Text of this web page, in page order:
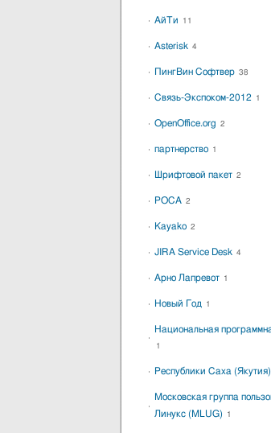
АйТи 11
Asterisk 4
ПингВин Софтвер 38
Связь-Экспоком-2012 1
OpenOffice.org 2
партнерство 1
Шрифтовой пакет 2
РОСА 2
Kayako 2
JIRA Service Desk 4
Арно Лапревот 1
Новый Год 1
Национальная
1
Республики Саха (Якутия)
Московская группа
Линукс (MLUG)
1